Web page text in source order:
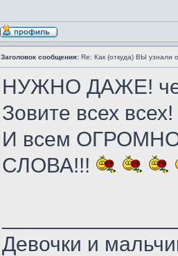
Заголовок сообщения: Re: Как (откуда) ВЫ узнали
НУЖНО ДАЖЕ!
Зовите всех всех!
И всем
СЛОВА!!!
Девочки и